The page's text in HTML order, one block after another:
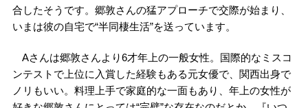
合したそうです。郷敦さんの猛アプローチで交際が始まり、
いまは彼の自宅で“半同棲生活”を送っています。
Aさんは郷敦さんより6才年上の一般女性。国際的なミスコ
ンテストで上位に入賞した経験もある元女優で、関西出身で
ノリもいい。料理上手で家庭的な一面もあり、年上の女性が